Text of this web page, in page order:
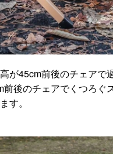
が45cm前後のチェア
後のチェアでくつろ
す。